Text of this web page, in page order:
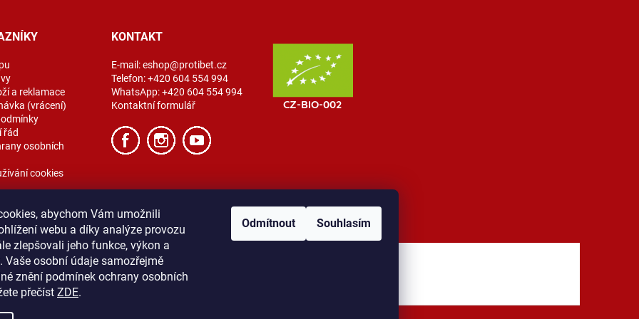
abychom Vám umožnili
webu a díky analýze provozu
zlepšovali jeho funkce, výkon a
Vaše osobní údaje samozřejmě
znění podmínek ochrany osobních
přečíst ZDE.
Odmítnout Souhlasím
a reklamace
(vrácení)
řád
osobních
cookies
KONTAKT
E-mail:eshop@protibet.cz
Telefon:+420 604 554 994
WhatsApp:+420 604 554 994
Kontaktní formulář
Vše o nákupu Obchodní podmínky